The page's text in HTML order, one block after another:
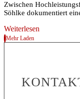
Zwischen
Söhlke dokumentiert
Weiterlesen
Mehr Laden